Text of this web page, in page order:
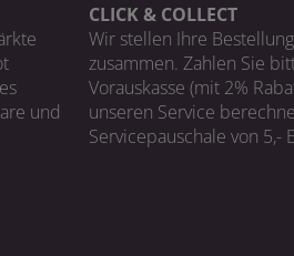
und
CLICK & COLLECT
Wir stellen Ihre
zusammen. Zahlen Sie
Vorauskasse (mit 2%
unseren Service
Servicepauschale von 5,-